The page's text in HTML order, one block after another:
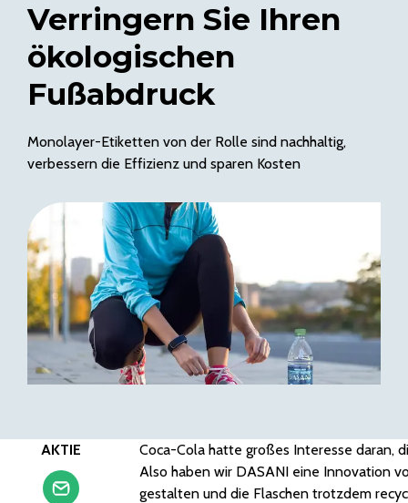
Verringern Sie Ihren
ökologischen
Fußabdruck
Monolayer-Etiketten von der Rolle sind nachhaltig,
verbessern die Effizienz und sparen Kosten
AKTIE
Coca-Cola hatte großes Interesse daran,
Also haben wir DASANI eine Innovation
gestalten und die Flaschen trotzdem